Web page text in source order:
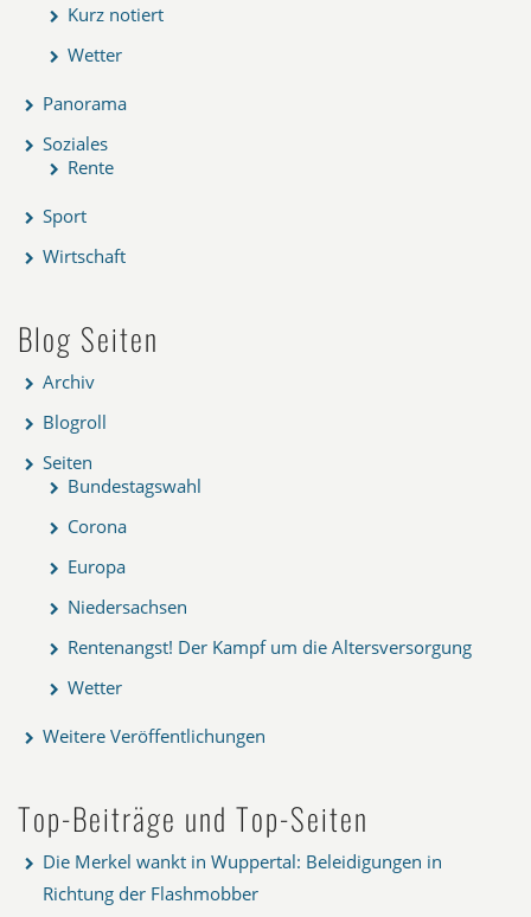
Kurz notiert
Wetter
Panorama
Soziales
Rente
Sport
Wirtschaft
Blog Seiten
Archiv
Blogroll
Seiten
Bundestagswahl
Corona
Europa
Niedersachsen
Rentenangst! Der Kampf um die Altersversorgung
Wetter
Weitere Veröffentlichungen
Top-Beiträge und Top-Seiten
Die Merkel wankt in Wuppertal: Beleidigungen in
Richtung der Flashmobber